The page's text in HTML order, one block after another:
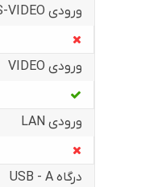
ورودی S-VIDEO
ورودی VIDEO
ورودی LAN
درگاه USB - A